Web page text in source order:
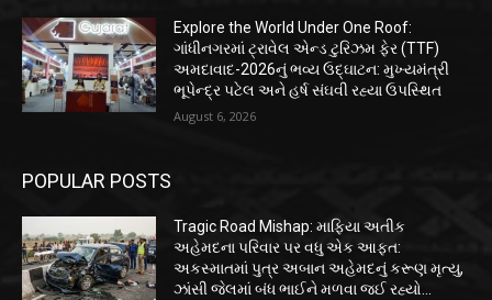
Explore the World Under One Roof:
ગાંધીનગરમાં ટ્રાવેલ એન્ડ ટુરિઝમ ફેર (TTF)
અમદાવાદ-2026નું ભવ્ય ઉદ્ઘાટન: મુખ્યમંત્રી
ભૂપેન્દ્ર પટેલ અને હર્ષ સંઘવી રહ્યા ઉપસ્થિત
August 6, 2026
POPULAR POSTS
Tragic Road Mishap: માફિયા અતીક
અહેમદના પરિવાર પર વધુ એક આફત:
અકસ્માતમાં પુત્ર અબાન અહેમદનું કરૂણ મૃત્યુ,
ઝાંસી જેલમાં બંધ ભાઈને મળવા જઈ રહ્યો...